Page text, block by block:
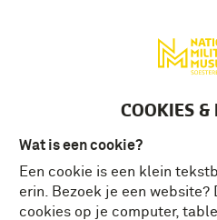
COOKIES &
Wat is een cookie?
Een cookie is een klein
erin. Bezoek je een
cookies op je computer,
VERDIEPENDE
Actualiteit
Herdenken Kruispunt
Luchtmacht